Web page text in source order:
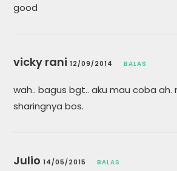
good
vicky rani 12/09/2014 BALAS
wah.. bagus bgt.. aku mau coba ah.
sharingnya bos.
Julio 14/05/2015 BALAS